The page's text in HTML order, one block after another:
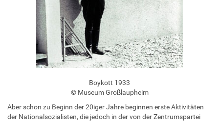
Boykott 1933
© Museum Großlaupheim
Aber schon zu Beginn der 20iger Jahre beginnen erste Aktivitäten
der Nationalsozialisten, die jedoch in der von der Zentrumspartei